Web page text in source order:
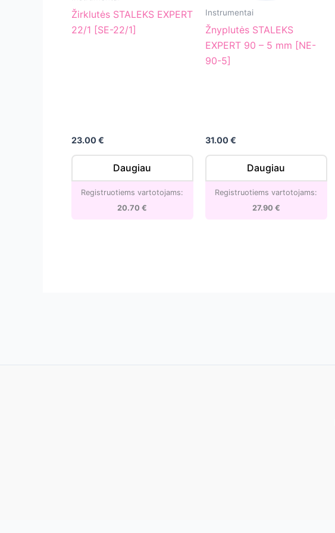
[SE-
22/1]
Žirklutės STALEKS EXPERT
22/1 [SE-22/1]
23.00€
Daugiau
Registruotiems vartotojams:
20.70€
90
–
5
mm
Instrumentai
Žnyplutės STALEKS
EXPERT 90 – 5 mm [NE-
90-5]
31.00€
Daugiau
Registruotiems vartotojams:
27.90 €